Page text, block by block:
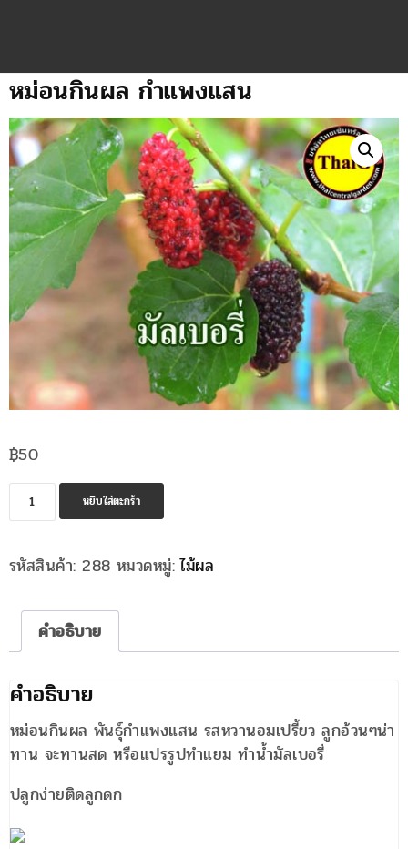
หม่อนกินผล กำแพงแสน
฿50
จำนวน
หม่อน
ผล
ชิ้น
หยิบใส่ตะกร้า
รหัสสินค้า:288 หมวดหมู่:ไม้ผล
คำอธิบาย
คำอธิบาย
หม่อนกินผล พันธุ์กำแพงแสน รสหวานอมเปรี้ยว ลูกอ้วนๆน่า
ทาน จะทานสด หรือแปรรูปทำแยม ทำน้ำมัลเบอรี่
ปลูกง่ายติดลูกดก